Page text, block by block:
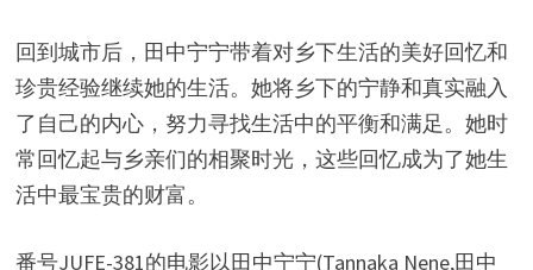
回到城市后，田中宁宁带着对乡下生活的美好回忆和
珍贵经验继续她的生活。她将乡下的宁静和真实融入
了自己的内心，努力寻找生活中的平衡和满足。她时
常回忆起与乡亲们的相聚时光，这些回忆成为了她生
活中最宝贵的财富。
番号JUFE-381的电影以田中宁宁(Tannaka Nene,田中